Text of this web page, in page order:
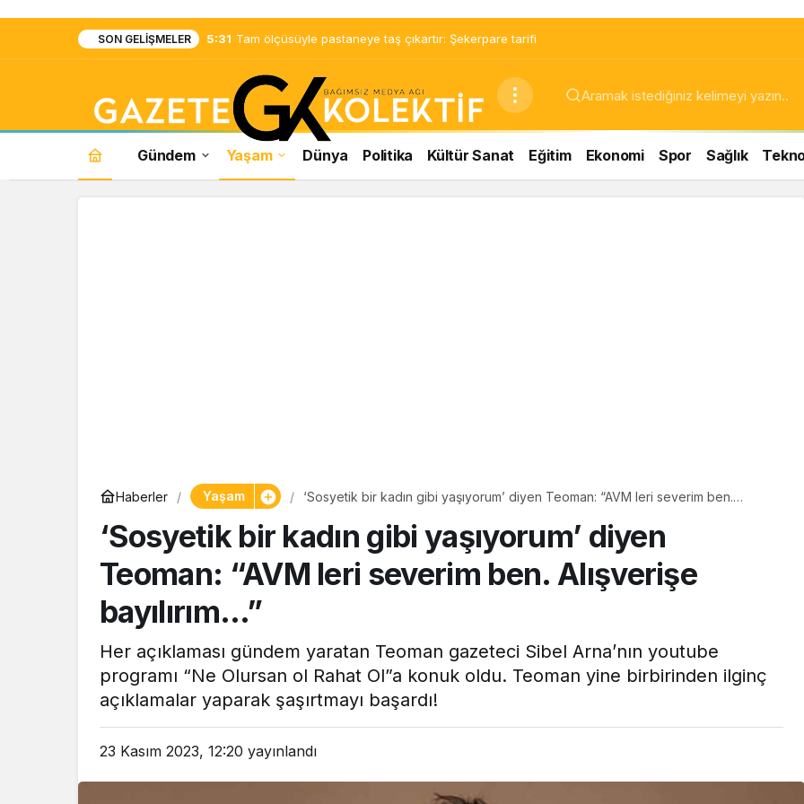
SON GELIŞMELER
5:31 Tam ölçüsüyle pastaneye taş çıkartır: Şekerpare tarifi
Gündem Yaşam Dünya Politika Kültür Sanat Eğitim Ekonomi Spor Sağlık
Haberler Yaşam
‘Sosyetik bir kadın gibi yaşıyorum’ diyen Teoman: “AVM leri severim ben.
‘Sosyetik bir kadın gibi yaşıyorum’ diyen
Teoman: “AVM leri severim ben. Alışverişe
bayılırım…”
Her açıklaması gündem yaratan Teoman gazeteci Sibel Arna’nın youtube
programı “Ne Olursan ol Rahat Ol”a konuk oldu. Teoman yine birbirinden ilginç
açıklamalar yaparak şaşırtmayı başardı!
23 Kasım 2023, 12:20 yayınlandı
Tam ölçüsüyle
pastaneye taş çıkartır:
Şekerpare tarifi
Çayın yanına çok
Brownie tadında ıslak
kurabiye tarifi…